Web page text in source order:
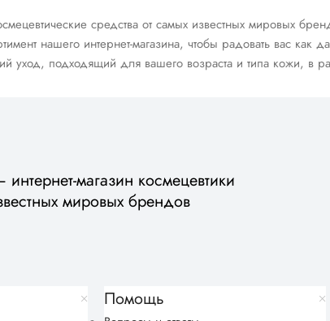
средства от самых известных мировых
нашего интернет-магазина, чтобы радовать вас как
уход, подходящий для вашего возраста и типа кожи, в
магазин космецевтики
мировых брендов
Помощь